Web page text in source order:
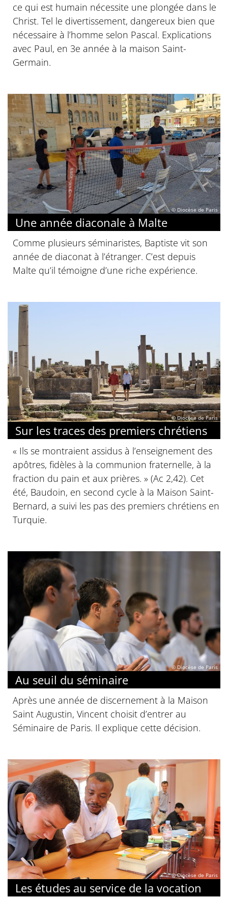
ce qui est humain nécessite une plongée dans le
Christ. Tel le divertissement, dangereux bien que
nécessaire à l’homme selon Pascal. Explications
avec Paul, en 3e année à la maison Saint-
Germain.
© Diocèse de Paris
Une année diaconale à Malte
Comme plusieurs séminaristes, Baptiste vit son
année de diaconat à l’étranger. C’est depuis
Malte qu’il témoigne d’une riche expérience.
© Diocèse de Paris
Sur les traces des premiers chrétiens
« Ils se montraient assidus à l’enseignement des
apôtres, fidèles à la communion fraternelle, à la
fraction du pain et aux prières. » (Ac 2,42). Cet
été, Baudoin, en second cycle à la Maison Saint-
Bernard, a suivi les pas des premiers chrétiens en
Turquie.
© Diocèse de Paris
Au seuil du séminaire
Après une année de discernement à la Maison
Saint Augustin, Vincent choisit d’entrer au
Séminaire de Paris. Il explique cette décision.
© Diocèse de Paris
Les études au service de la vocation